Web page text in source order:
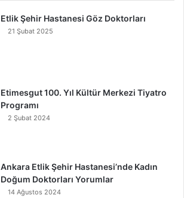
Etlik Şehir Hastanesi Göz Doktorları
21 Şubat 2025
Etimesgut 100. Yıl Kültür Merkezi Tiyatro
Programı
2 Şubat 2024
Ankara Etlik Şehir Hastanesi’nde Kadın
Doğum Doktorları Yorumlar
14 Ağustos 2024